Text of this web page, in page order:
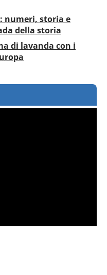
numeri, storia e
della storia
di lavanda con i